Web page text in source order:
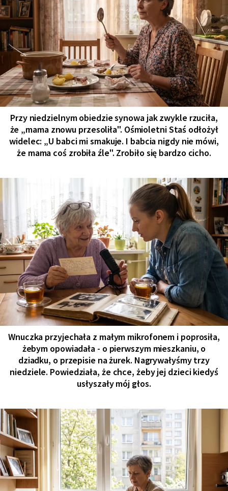
Przy niedzielnym obiedzie synowa jak zwykle rzuciła,
że „mama znowu przesoliła". Ośmioletni Staś odłożył
widelec: „U babci mi smakuje. I babcia nigdy nie mówi,
że mama coś zrobiła źle". Zrobiło się bardzo cicho.
Wnuczka przyjechała z małym mikrofonem i poprosiła,
żebym opowiadała - o pierwszym mieszkaniu, o
dziadku, o przepisie na żurek. Nagrywałyśmy trzy
niedziele. Powiedziała, że chce, żeby jej dzieci kiedyś
usłyszały mój głos.